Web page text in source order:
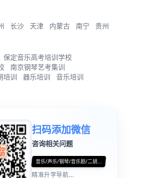
长沙 天津 内蒙古 南宁
贵州
保定音乐高考培训学校
南京钢琴艺考集训
培训 器乐培训
音乐培训
扫码添加微信
咨询相关问题
音乐/声乐/钢琴/音乐剧/二胡...
精准升学导航...